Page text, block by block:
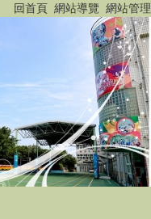
:::
回首頁 網站導覽 網站管理